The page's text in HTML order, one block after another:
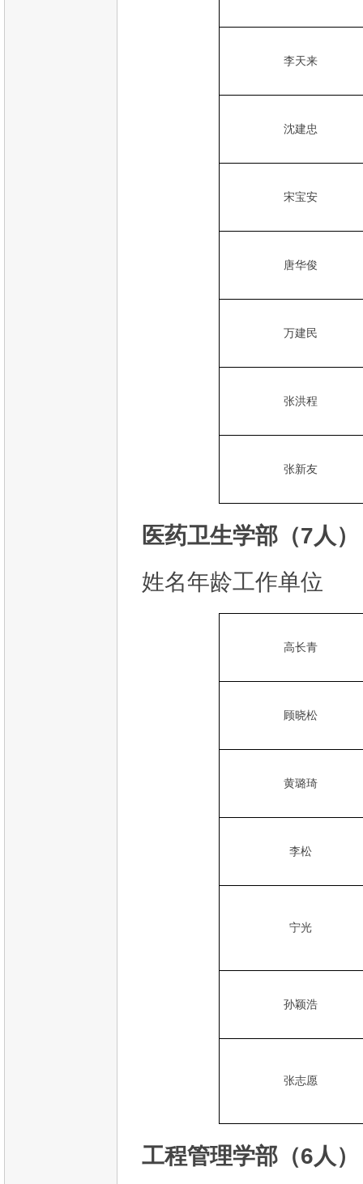
李天来
沈建忠
宋宝安
唐华俊
万建民
张洪程
张新友
医药卫生学部（7人）
姓名年龄工作单位
高长青
顾晓松
黄璐琦
李松
宁光
孙颖浩
张志愿
工程管理学部（6人）